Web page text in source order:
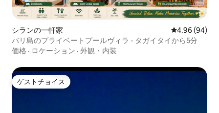
シランの一軒家 レビュー94件
4.96 (94)
バリ島のプライベートプールヴィラ - タガイタイから5分
価格 · ロケーション · 外観・内装
ゲストチョイス
ゲストチョイス